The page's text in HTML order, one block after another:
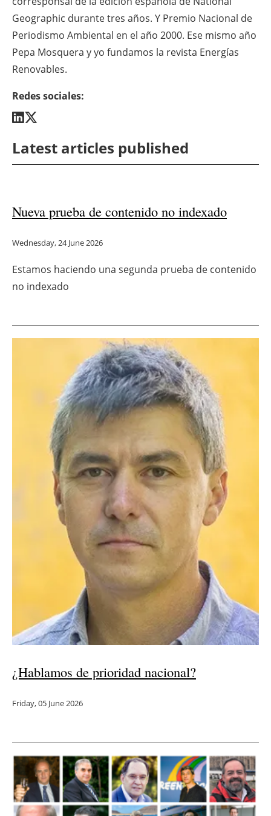
Newsletters
Geographic durante tres años. Y Premio Nacional de
Periodismo Ambiental en el año 2000. Ese mismo año
Pepa Mosquera y yo fundamos la revista Energías
Renovables.
Redes sociales:
Latest articles published
Nueva prueba de contenido no indexado
Wednesday, 24 June 2026
Estamos haciendo una segunda prueba de contenido
no indexado
¿Hablamos de prioridad nacional?
Friday, 05 June 2026